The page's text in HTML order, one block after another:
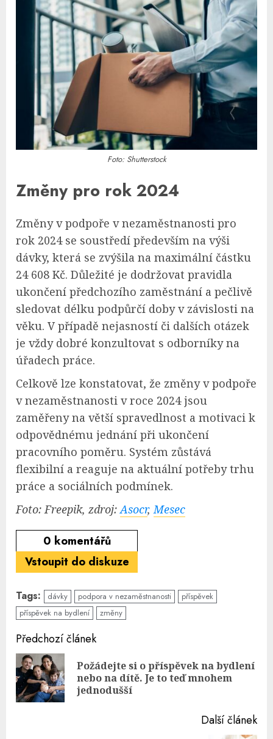
Foto: Shutterstock
Změny pro rok 2024
Změny v podpoře v nezaměstnanosti pro
rok 2024 se soustředí především na výši
dávky, která se zvýšila na maximální částku
24 608 Kč. Důležité je dodržovat pravidla
ukončení předchozího zaměstnání a pečlivě
sledovat délku podpůrčí doby v závislosti na
věku. V případě nejasností či dalších otázek
je vždy dobré konzultovat s odborníky na
úřadech práce.
Celkově lze konstatovat, že změny v podpoře
v nezaměstnanosti v roce 2024 jsou
zaměřeny na větší spravedlnost a motivaci k
odpovědnému jednání při ukončení
pracovního poměru. Systém zůstává
flexibilní a reaguje na aktuální potřeby trhu
práce a sociálních podmínek.
Foto: Freepik, zdroj:Asocr,Mesec
0 komentářů
Vstoupit do diskuze
Tags: dávky podpora v nezaměstnanosti
příspěvek
příspěvek na bydlení
změny
Continue
Reading
Předchozí článek
Požádejte si o příspěvek na bydlení
nebo na dítě. Je to teď mnohem
jednodušší
Další článek